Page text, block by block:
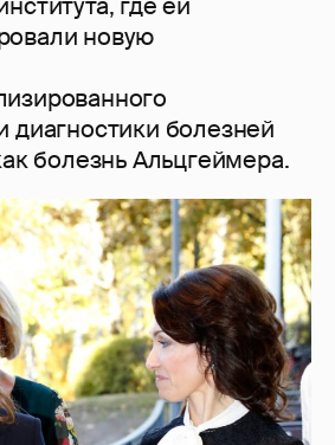
новую
диагностики болезней
болезнь Альцгеймера.